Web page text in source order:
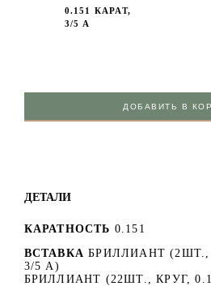
0.151 КАРАТ,
3/5 А
ДОБАВИТЬ В
ДЕТАЛИ
КАРАТНОСТЬ 0.151
ВСТАВКА БРИЛЛИАНТ (2ШТ.,
3/5 А)
БРИЛЛИАНТ (22ШТ., КРУГ,